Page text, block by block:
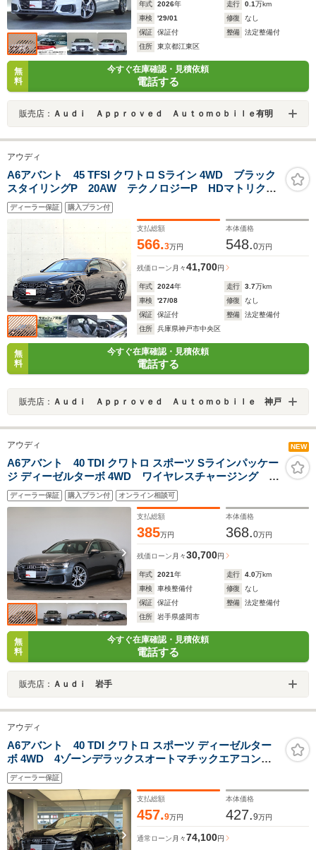
年式 2026年 走行 0.1万km
車検
'29/01 修復
なし
保証
保証付 整備
法定整備付
住所
東京都江東区
無
料
今すぐ在庫確認・見積依頼
電話する
販売店： Ａｕｄｉ Ａｐｐｒｏｖｅｄ Ａｕｔｏｍｏｂｉｌｅ有明
アウディ
A6アバント 45 TFSI クワトロ Sライン 4WD ブラック
スタイリングP 20AW テクノロジーP HDマトリクス
LED 全方位カメラ 前後センサー アダプティブクル
ーズコントロール サイドアシスト レーンキープ ス
マートフォンインターフェース ETC
ディーラー保証 購入プラン付
支払総額
566.3万円
本体価格
548.0万円
残価ローン 月々41,700円
年式 2024年 走行 3.7万km
車検
'27/08 修復
なし
保証
保証付 整備
法定整備付
住所
兵庫県神戸市中央区
無
料
今すぐ在庫確認・見積依頼
電話する
販売店： Ａｕｄｉ Ａｐｐｒｏｖｅｄ Ａｕｔｏｍｏｂｉｌｅ 神戸
アウディ NEW
A6アバント 40 TDI クワトロ スポーツ Sラインパッケー
ジ ディーゼルターボ 4WD ワイヤレスチャージング
20AW 認定中古車
ディーラー保証 購入プラン付 オンライン相談可
支払総額
385万円
本体価格
368.0万円
残価ローン 月々30,700円
年式 2021年 走行 4.0万km
車検
車検整備付 修復
なし
保証
保証付 整備
法定整備付
住所
岩手県盛岡市
無
料
今すぐ在庫確認・見積依頼
電話する
販売店： Ａｕｄｉ 岩手
アウディ
A6アバント 40 TDI クワトロ スポーツ ディーゼルター
ボ 4WD 4ゾーンデラックスオートマチックエアコンデ
ィショナー/Bang & Olufsen 3D サウンドシステム (16ス
ピーカー)/コントロールコード/ドライビングパッケージ/
パワークロージングドア
ディーラー保証
支払総額
457.9万円
本体価格
427.9万円
通常ローン 月々74,100円